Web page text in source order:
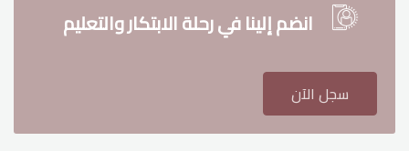
انضم إلينا في رحلة الابتكار والتعليم
سجل الآن